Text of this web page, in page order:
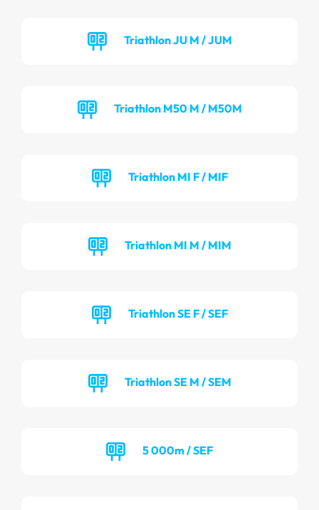
Triathlon JU M / JUM
Triathlon M50 M / M50M
Triathlon MI F / MIF
Triathlon MI M / MIM
Triathlon SE F / SEF
Triathlon SE M / SEM
5 000m / SEF